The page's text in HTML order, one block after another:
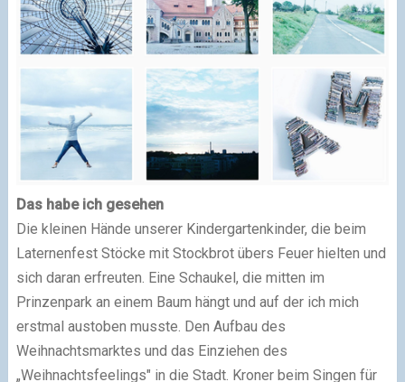
Das habe ich gesehen
Die kleinen Hände unserer Kindergartenkinder, die beim
Laternenfest Stöcke mit Stockbrot übers Feuer hielten und
sich daran erfreuten. Eine Schaukel, die mitten im
Prinzenpark an einem Baum hängt und auf der ich mich
erstmal austoben musste. Den Aufbau des
Weihnachtsmarktes und das Einziehen des
„Weihnachtsfeelings" in die Stadt. Kroner beim Singen für